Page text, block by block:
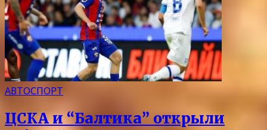
АВТОСПОРТ
ЦСКА и “Балтика” открыли